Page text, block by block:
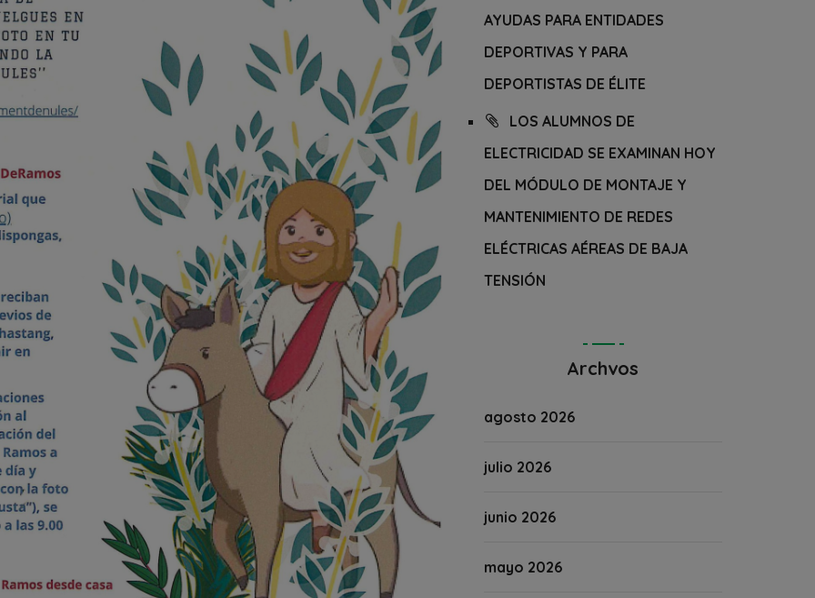
AYUDAS PARA ENTIDADES
DEPORTIVAS Y PARA
DEPORTISTAS DE ÉLITE
LOS ALUMNOS DE
ELECTRICIDAD SE EXAMINAN HOY
DEL MÓDULO DE MONTAJE Y
MANTENIMIENTO DE REDES
ELÉCTRICAS AÉREAS DE BAJA
TENSIÓN
Archvos
agosto 2026
julio 2026
junio 2026
mayo 2026